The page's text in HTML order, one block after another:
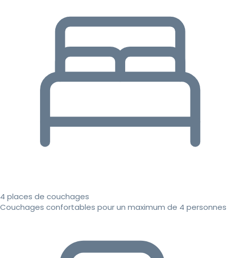
4 places de couchages
Couchages confortables pour un maximum de 4 personnes